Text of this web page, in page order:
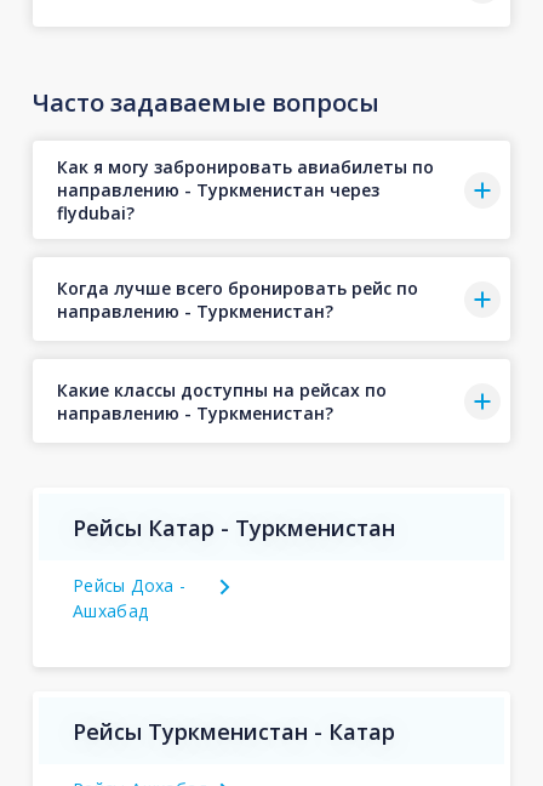
Часто задаваемые вопросы
Как я могу забронировать авиабилеты по
направлению - Туркменистан через
flydubai?
Когда лучше всего бронировать рейс по
направлению - Туркменистан?
Какие классы доступны на рейсах по
направлению - Туркменистан?
Рейсы Катар - Туркменистан
Рейсы Доха -
Ашхабад
Рейсы Туркменистан - Катар